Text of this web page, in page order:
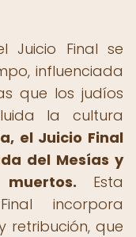
Juicio Final se
influenciada
que los judíos
la cultura
el Juicio Final
del Mesías y
Esta
incorpora
retribución, que